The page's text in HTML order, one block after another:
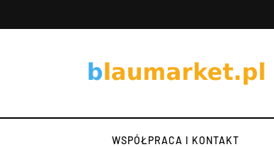
WSPÓŁPRACA I KONTAKT